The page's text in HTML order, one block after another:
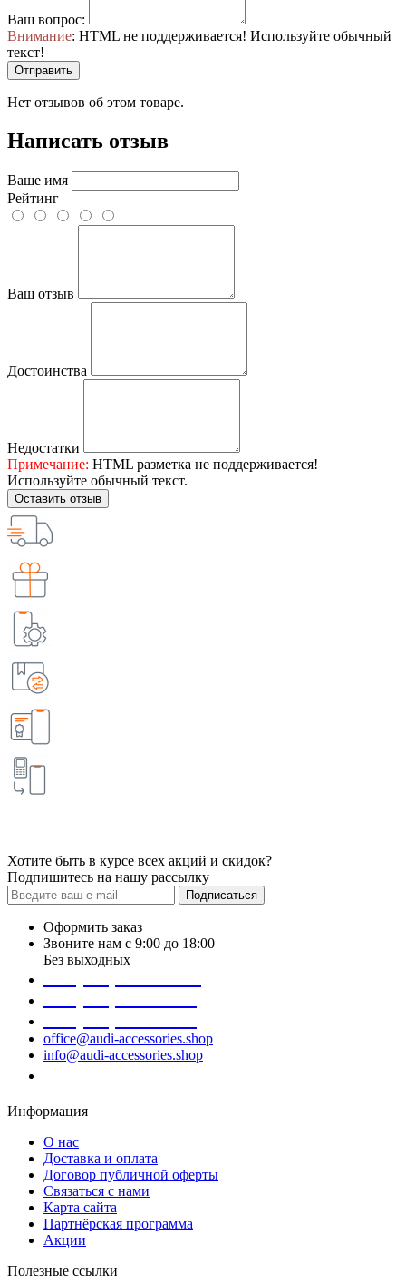
Ваш вопрос:
Внимание: HTML не поддерживается! Используйте обычный
текст!
Отправить
Нет отзывов об этом товаре.
Написать отзыв
Ваше имя
Рейтинг
Ваш отзыв
Достоинства
Недостатки
Примечание: HTML разметка не поддерживается!
Используйте обычный текст.
Оставить отзыв
Хотите быть в курсе всех акций и скидок?
Подпишитесь на нашу рассылку
Подписаться
Оформить заказ
Звоните нам с 9:00 до 18:00
Без выходных
office@audi-accessories.shop
info@audi-accessories.shop
Информация
О нас
Доставка и оплата
Договор публичной оферты
Связаться с нами
Карта сайта
Партнёрская программа
Акции
Полезные ссылки